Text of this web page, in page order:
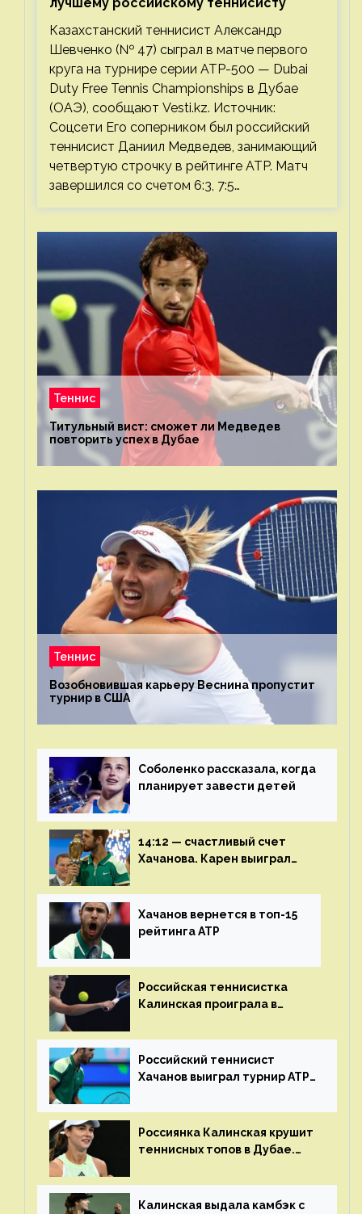
Казахстанский теннисист Александр
Шевченко (№ 47) сыграл в матче первого
круга на турнире серии ATP-500 — Dubai
Duty Free Tennis Championships в Дубае
(ОАЭ), сообщают Vesti.kz. Источник:
Соцсети Его соперником был российский
теннисист Даниил Медведев, занимающий
четвертую строчку в рейтинге ATP. Матч
завершился со счетом 6:3, 7:5…
Теннис
Титульный вист: сможет ли Медведев
повторить успех в Дубае
Теннис
Возобновившая карьеру Веснина пропустит
турнир в США
Соболенко рассказала, когда
планирует завести детей
14:12 — счастливый счет
Хачанова. Карен выиграл
Хачанов вернется в топ-15
рейтинга ATP
Российская теннисистка
Калинская проиграла в
Российский теннисист
Хачанов выиграл турнир ATP
Россиянка Калинская крушит
теннисных топов в Дубае.
рейтинга
Калинская выдала камбэк с